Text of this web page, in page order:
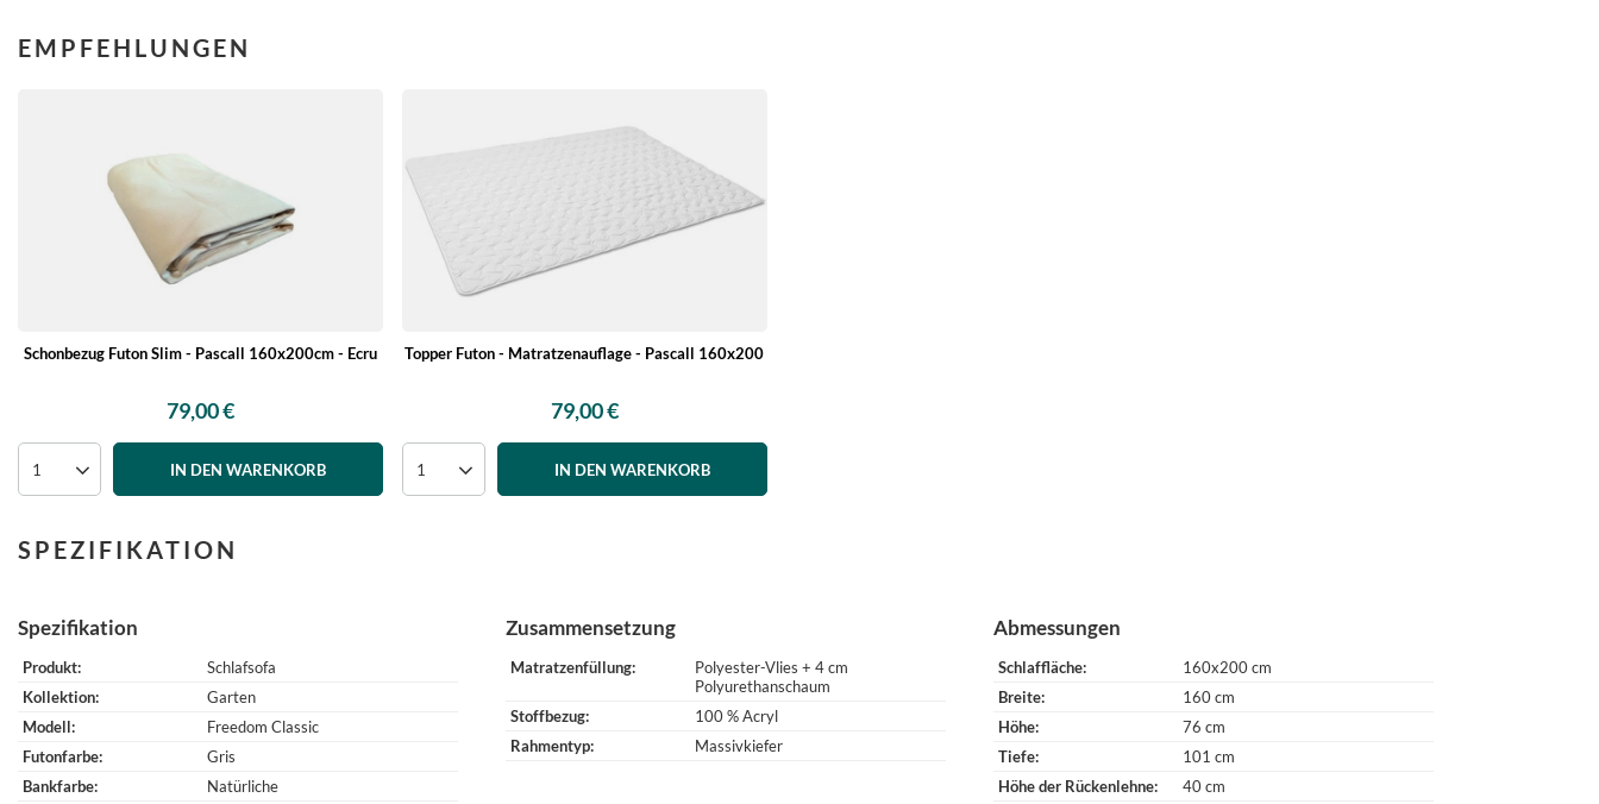
EMPFEHLUNGEN
Schonbezug Futon Slim - Pascall 160x200cm - Ecru
79,00 €
IN DEN WARENKORB
Topper Futon - Matratzenauflage - Pascall 160x200
79,00 €
IN DEN WARENKORB
SPEZIFIKATION
Spezifikation
Produkt
Schlafsofa
Kollektion
Garten
Modell
Freedom Classic
Futonfarbe
Gris
Bankfarbe
Natürliche
Zusammensetzung
Matratzenfüllung
Polyester-Vlies + 4 cm
Polyurethanschaum
Stoffbezug
100 % Acryl
Rahmentyp
Massivkiefer
Abmessungen
Schlaffläche
160x200 cm
Breite
160 cm
Höhe
76 cm
Tiefe
101 cm
Höhe der Rückenlehne
40 cm